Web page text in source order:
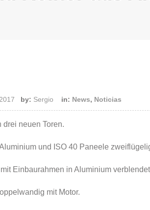
by: Sergio in: News, Noticias
neuen Toren.
und ISO 40 Paneele
Einbaurahmen in Aluminium
mit Motor.